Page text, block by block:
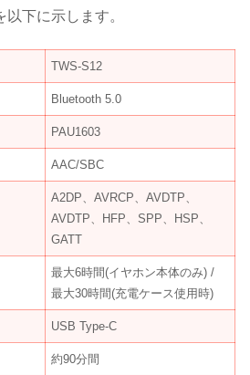
下に示します。
TWS-S12
Bluetooth 5.0
PAU1603
AAC/SBC
A2DP、AVRCP、AVDTP、
AVDTP、HFP、SPP、HSP、
GATT
最大6時間(イヤホン本体のみ) /
最大30時間(充電ケース使用時)
USB Type-C
約90分間